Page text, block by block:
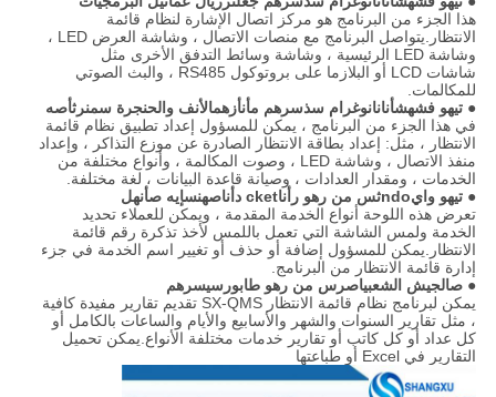
هذا الجزء من البرنامج هو مركز اتصال الإشارة لنظام قائمة
الانتظار.يتواصل البرنامج مع منصات الاتصال ، وشاشة العرض LED ،
وشاشة LED الرئيسية ، وشاشة وسائط التدفق الأخرى مثل
شاشات LCD أو البلازما على بروتوكول RS485 ، والبث الصوتي
للمكالمات.
● تيهو فشهشأنانانوغرام سذسر هم مأنأز همالأنف والحنجرة سمنر ثأصه
في هذا الجزء من البرنامج ، يمكن للمسؤول إعداد تطبيق نظام قائمة
الانتظار ، مثل: إعداد بطاقة الانتظار الصادرة عن موزع التذاكر ، وإعداد
منفذ الاتصال ، وشاشة LED ، وصوت المكالمة ، وأنواع مختلفة من
الخدمات ، ومقدار العدادات ، وصيانة قاعدة البيانات ، لغة مختلفة.
● تيهو وايndoثس من ر هو ر أناcket د أناصهنسإيه صأنهل
تعرض هذه اللوحة أنواع الخدمة المقدمة ، ويمكن للعملاء تحديد
الخدمة ولمس الشاشة التي تعمل باللمس لأخذ تذكرة رقم قائمة
الانتظار.يمكن للمسؤول إضافة أو حذف أو تغيير اسم الخدمة في جزء
إدارة قائمة الانتظار من البرنامج.
● صالجيش الشعبياصر س من ر هو طابور سيسر هم
يمكن لبرنامج نظام قائمة الانتظار SX-QMS تقديم تقارير مفيدة كافية
، مثل تقارير السنوات والشهر والأسابيع والأيام والساعات بالكامل أو
كل عداد أو كل كاتب أو تقارير خدمات مختلفة الأنواع.يمكن تحميل
التقارير في Excel أو طباعتها